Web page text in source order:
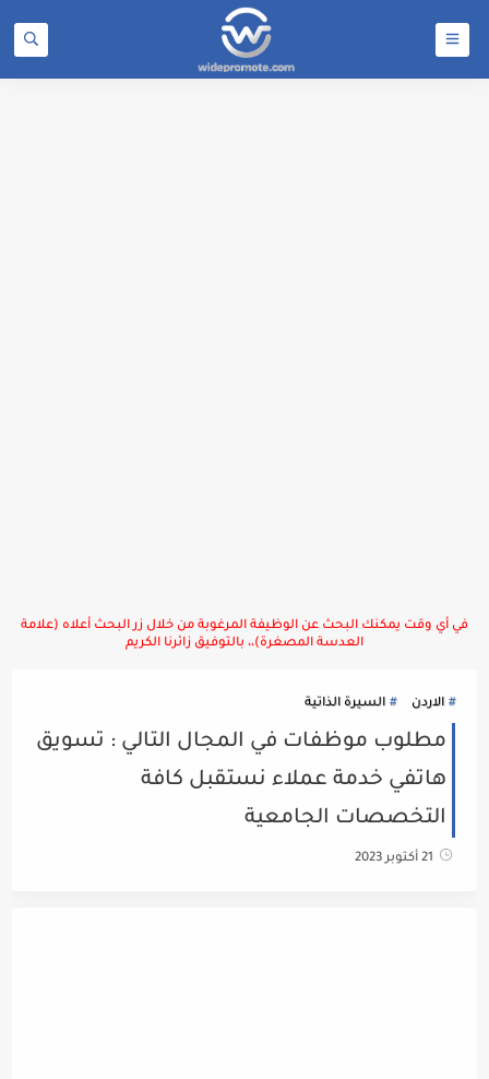
في أي وقت يمكنك البحث عن الوظيفة المرغوبة من خلال زر البحث أعلاه (علامة
العدسة المصغرة)،، بالتوفيق زائرنا الكريم
الاردن السيرة الذاتية
مطلوب موظفات في المجال التالي : تسويق
هاتفي خدمة عملاء نستقبل كافة
التخصصات الجامعية
21 أكتوبر 2023